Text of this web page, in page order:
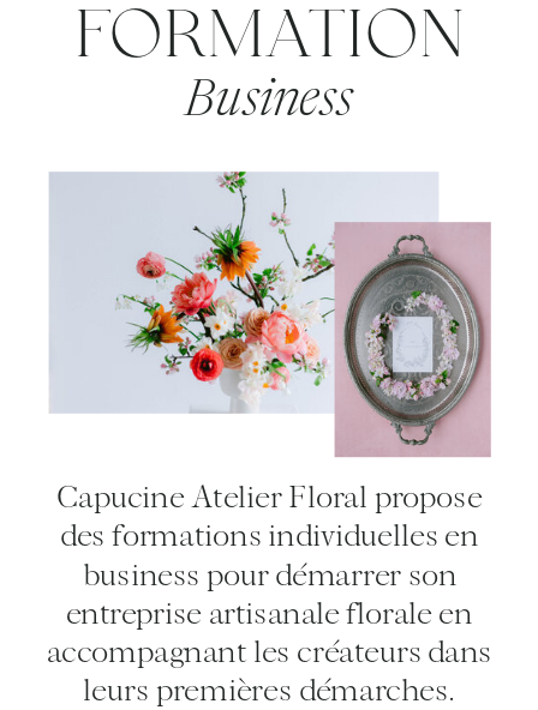
Capucine Atelier Floral propose
des formations individuelles en
business pour démarrer son
entreprise artisanale florale en
accompagnant les créateurs dans
leurs premières démarches.
Business
FORMATION